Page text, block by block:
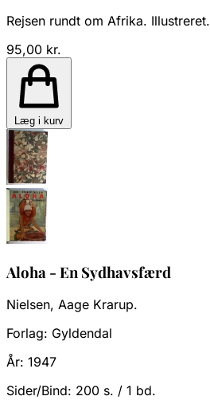
Rejsen rundt om Afrika. Illustreret.
95,00 kr.
Læg i kurv
Aloha - En Sydhavsfærd
Nielsen, Aage Krarup.
Forlag: Gyldendal
År: 1947
Sider/Bind: 200 s. / 1 bd.